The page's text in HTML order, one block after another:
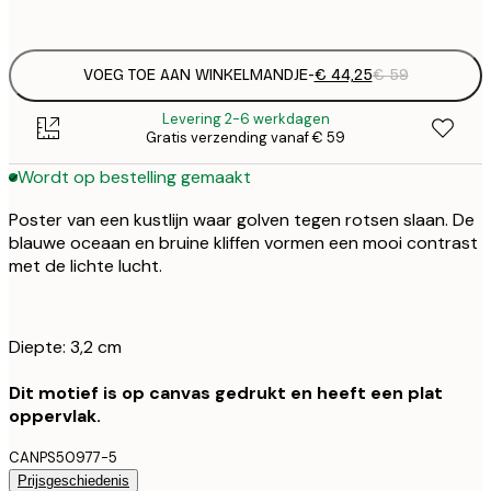
VOEG TOE AAN WINKELMANDJE-€ 44,25€ 59
Levering 2-6 werkdagen
Gratis verzending vanaf € 59
Wordt op bestelling gemaakt
Poster van een kustlijn waar golven tegen rotsen slaan. De
blauwe oceaan en bruine kliffen vormen een mooi contrast
met de lichte lucht.
Diepte: 3,2 cm
Dit motief is op canvas gedrukt en heeft een plat
oppervlak.
CANPS50977-5
Prijsgeschiedenis